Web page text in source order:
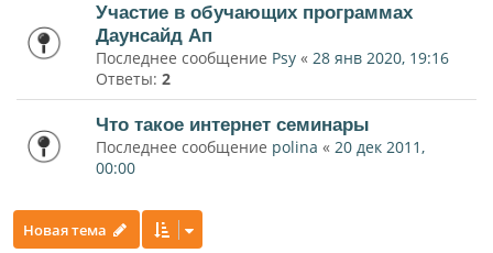
Участие в обучающих программах
Даунсайд Ап
Последнее сообщение Psy « 28 янв 2020, 19:16
Ответы: 2
Что такое интернет семинары
Последнее сообщение polina « 20 дек 2011,
00:00
Новая тема